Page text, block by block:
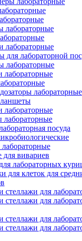
лабораторные
лабораторные
для лабораторной
лабораторные
лабораторные
лабораторные
лабораторные
лабораторные
посуда
лабораторные
вивариев
лабораторных
для клеток для
стеллажи для
стеллажи для
стеллажи для
стеллажи для